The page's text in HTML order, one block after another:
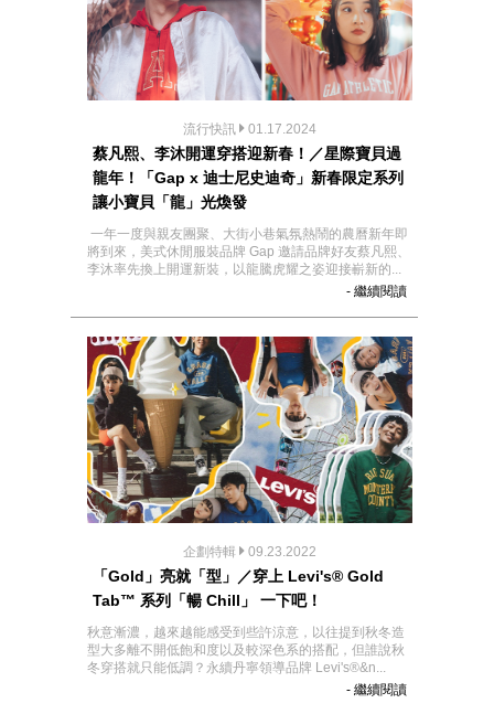
流行快訊 01.17.2024
蔡凡熙、李沐開運穿搭迎新春！／星際寶貝過
龍年！「Gap x 迪士尼史迪奇」新春限定系列
讓小寶貝「龍」光煥發
一年一度與親友團聚、大街小巷氣氛熱鬧的農曆新年即
將到來，美式休閒服裝品牌 Gap 邀請品牌好友蔡凡熙、
李沐率先換上開運新裝，以龍騰虎耀之姿迎接嶄新的...
- 繼續閱讀
企劃特輯 09.23.2022
「Gold」亮就「型」／穿上 Levi's® Gold
Tab™ 系列「暢 Chill」 一下吧！
秋意漸濃，越來越能感受到些許涼意，以往提到秋冬造
型大多離不開低飽和度以及較深色系的搭配，但誰說秋
冬穿搭就只能低調？永續丹寧領導品牌 Levi's®&n...
- 繼續閱讀